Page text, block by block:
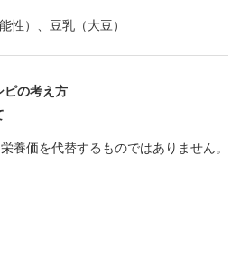
性）、豆乳（大豆）
ピの考え方
養価を代替するものではありません。